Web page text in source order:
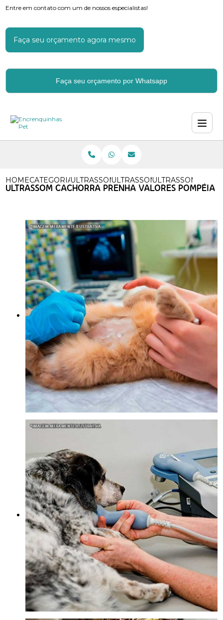
Entre em contato com um de nossos especialistas!
Faça seu orçamento agora mesmo
Faça seu orçamento por Whatsapp
HOMECATEGORIASULTRASSOM EM CACHORROS
ULTRASSOM PARA LATIDO
ULTRASSOM
ULTRASSOM CACHORRA PRENHA VALORES POMPÉIA